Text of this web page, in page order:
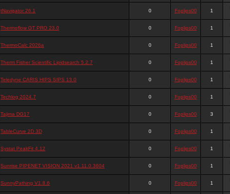
tNavigator 26.1 0 Foplips00 1
Thermoflow GT PRO 23.0 0 Foplips00 1
ThermoCalc 2026a 0 Foplips00 1
Therm Fisher Scientific Lipidsearch 5.2.7 0 Foplips00 1
Teledyne CARIS HIPS SIPS 13.0 0 Foplips00 1
Techlog 2024.7 0 Foplips00 1
Tajima DG17 0 Foplips00 3
TableCurve 2D 3D 0 Foplips00 1
Systat PeakFit 4.12 0 Foplips00 1
Sunrise PIPENET VISION 2021 v1.11.0.3604 0 Foplips00 1
SunnyPathing V1.8.6 0 Foplips00 1